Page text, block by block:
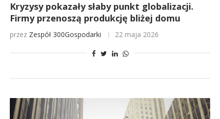
Kryzysy pokazały słaby punkt globalizacji.
Firmy przenoszą produkcję bliżej domu
przez Zespół 300Gospodarki 22 maja 2026